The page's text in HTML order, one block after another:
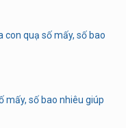
con quạ số mấy, số bao
mấy, số bao nhiêu giúp